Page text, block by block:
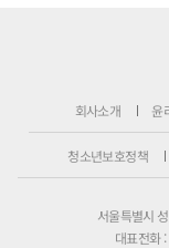
회사소개 윤
청소년보호정책
서울특별시
대표전화